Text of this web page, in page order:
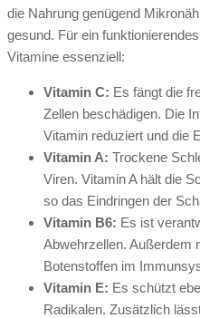
die Nahrung genügend
gesund. Für ein
Vitamine essenziell:
Vitamin C: Es fängt die
Zellen beschädigen. Die
Vitamin reduziert und die
Vitamin A: Trockene
Viren. Vitamin A hält die
so das Eindringen der
Vitamin B6: Es ist
Abwehrzellen. Außerdem
Botenstoffen im
Vitamin E: Es schützt
Radikalen. Zusätzlich